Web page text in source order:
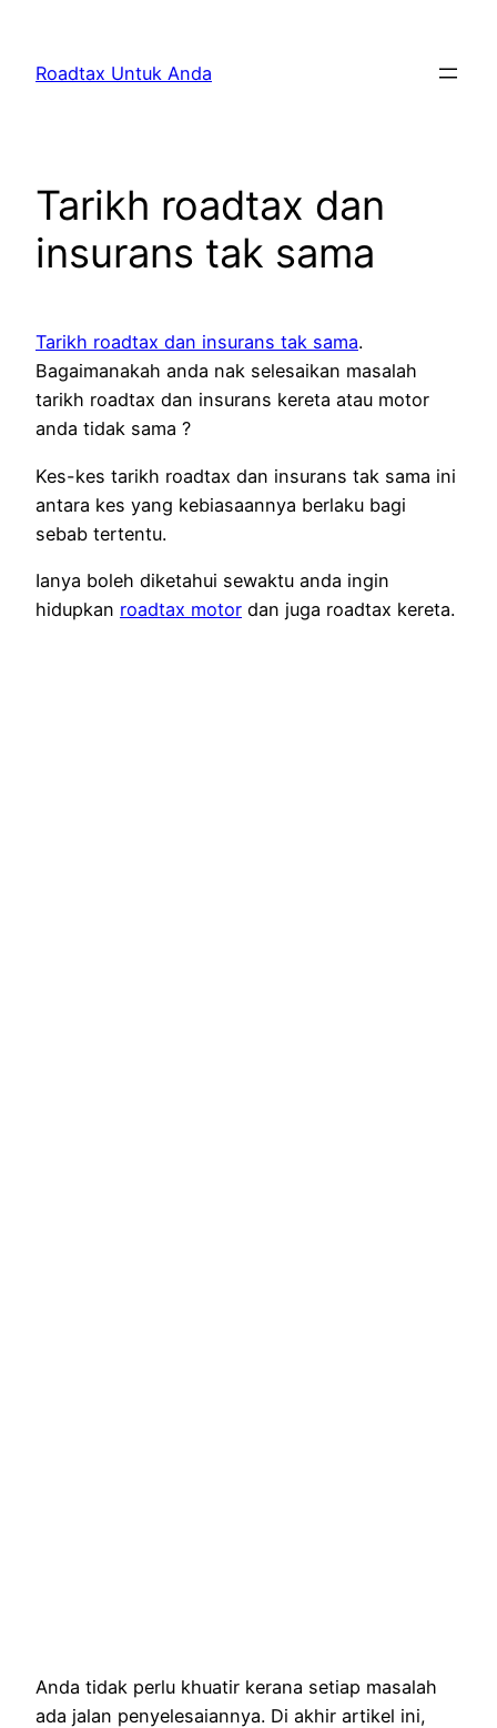
content
Roadtax Untuk Anda
Tarikh roadtax dan
insurans tak sama
Tarikh roadtax dan insurans tak sama.
Bagaimanakah anda nak selesaikan masalah
tarikh roadtax dan insurans kereta atau motor
anda tidak sama ?
Kes-kes tarikh roadtax dan insurans tak sama ini
antara kes yang kebiasaannya berlaku bagi
sebab tertentu.
Ianya boleh diketahui sewaktu anda ingin
hidupkan roadtax motor dan juga roadtax kereta.
Anda tidak perlu khuatir kerana setiap masalah
ada jalan penyelesaiannya. Di akhir artikel ini,